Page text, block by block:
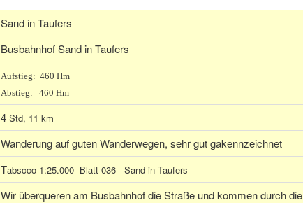
Sand in Taufers
Busbahnhof Sand in Taufers
Aufstieg: 460 Hm
Abstieg: 460 Hm
4 Std, 11 km
Wanderung auf guten Wanderwegen, sehr gut gakennzeichnet
Tabscco 1:25.000 Blatt 036 Sand in Taufers
Wir überqueren am Busbahnhof die Straße und kommen durch die